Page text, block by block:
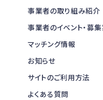
事業者の取り組み紹介
事業者のイベント・募
マッチング情報
お知らせ
サイトのご利用方法
よくある質問